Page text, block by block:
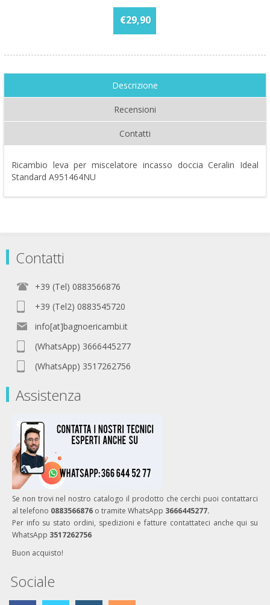
€29,90
Descrizione
Recensioni
Contatti
Ricambio leva per miscelatore incasso doccia Ceralin Ideal
Standard A951464NU
Contatti
+39 (Tel) 0883566876
+39 (Tel2) 0883545720
info[at]bagnoericambi.it
(WhatsApp) 3666445277
(WhatsApp) 3517262756
Assistenza
Se non trovi nel nostro catalogo il prodotto che cerchi puoi contattarci
al telefono 0883566876 o tramite WhatsApp 3666445277.
Per info su stato ordini, spedizioni e fatture contattateci anche qui su
WhatsApp 3517262756
Buon acquisto!
Sociale